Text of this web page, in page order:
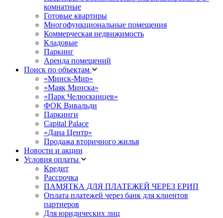
комнатные
Готовые квартиры
Многофункциональные помещения
Коммерческая недвижимость
Кладовые
Паркинг
Аренда помещений
Поиск по объектам
«Минск-Мир»
«Маяк Минска»
«Парк Челюскинцев»
ФОК Вивальди
Паркинги
Capital Palace
«Дана Центр»
Продажа вторичного жилья
Новости и акции
Условия оплаты
Кредит
Рассрочка
ПАМЯТКА ДЛЯ ПЛАТЕЖЕЙ ЧЕРЕЗ ЕРИП
Оплата платежей через банк для клиентов
партнеров
Для юридических лиц